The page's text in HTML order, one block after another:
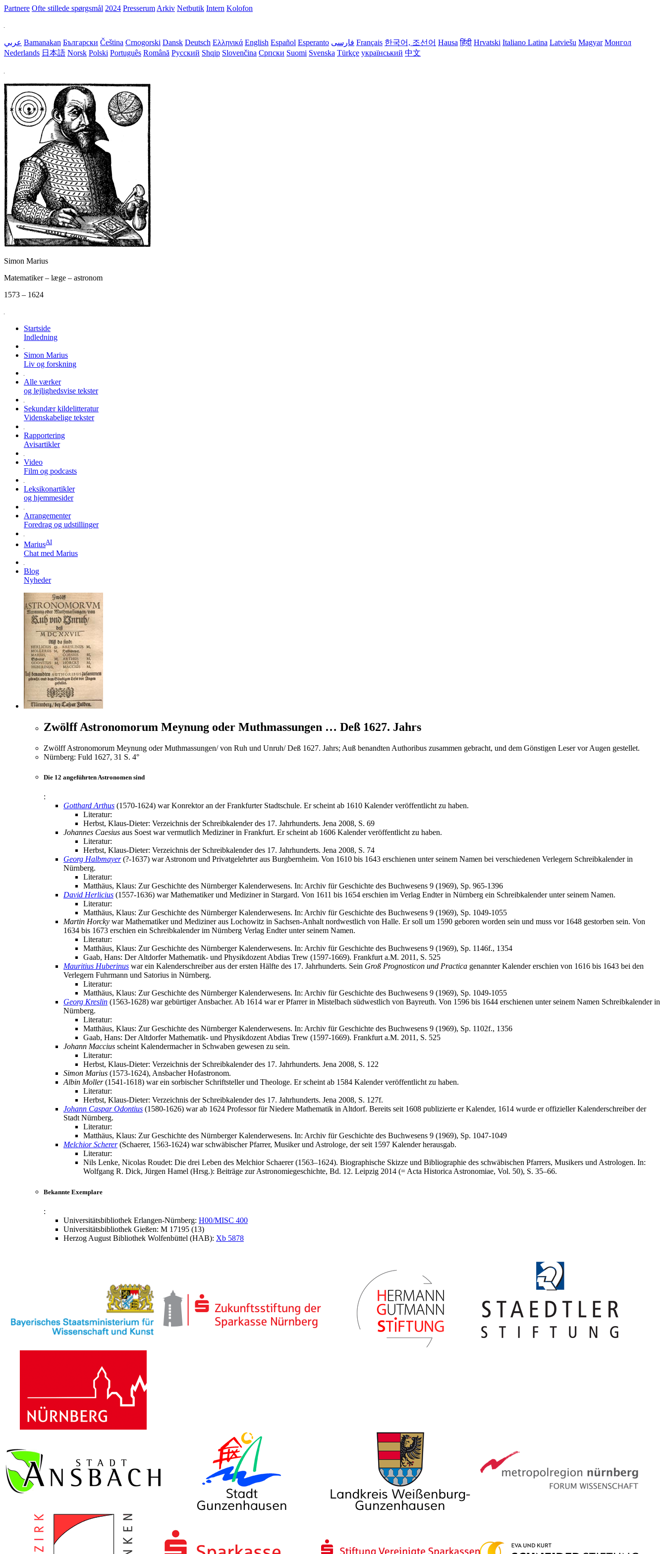
Partnere Ofte stillede spørgsmål 2024 Presserum Arkiv Netbutik Intern Kolofon
عربي Bamanakan Български Čeština Crnogorski Dansk Deutsch Ελληνικά English Español Esperanto فارسی Français 한국어, 조선어 Hausa हिंदी Hrvatski Italiano Latina Latviešu Magyar Монгол
Nederlands 日本語 Norsk Polski Português Română Русский Shqip Slovenčina Српски Suomi Svenska Türkçe український 中文
Simon Marius
Matematiker – læge – astronom
1573 – 1624
Startside
Indledning
Simon Marius
Liv og forskning
Alle værker
og lejlighedsvise tekster
Sekundær kildelitteratur
Videnskabelige tekster
Rapportering
Avisartikler
Video
Film og podcasts
Leksikonartikler
og hjemmesider
Arrangementer
Foredrag og udstillinger
MariusAI
Chat med Marius
Blog
Nyheder
Zwölff Astronomorum Meynung oder Muthmassungen … Deß 1627. Jahrs
Zwölff Astronomorum Meynung oder Muthmassungen/ von Ruh und Unruh/ Deß 1627. Jahrs; Auß benandten Authoribus zusammen gebracht, und dem Gönstigen Leser vor Augen gestellet.
Nürnberg: Fuld 1627, 31 S. 4°
Die 12 angeführten Astronomen sind
:
Gotthard Arthus (1570-1624) war Konrektor an der Frankfurter Stadtschule. Er scheint ab 1610 Kalender veröffentlicht zu haben.
Literatur:
Herbst, Klaus-Dieter: Verzeichnis der Schreibkalender des 17. Jahrhunderts. Jena 2008, S. 69
Johannes Caesius aus Soest war vermutlich Mediziner in Frankfurt. Er scheint ab 1606 Kalender veröffentlicht zu haben.
Literatur:
Herbst, Klaus-Dieter: Verzeichnis der Schreibkalender des 17. Jahrhunderts. Jena 2008, S. 74
Georg Halbmayer(?-1637) war Astronom und Privatgelehrter aus Burgbernheim. Von 1610 bis 1643 erschienen unter seinem Namen bei verschiedenen Verlegern Schreibkalender in
Nürnberg.
Literatur:
Matthäus, Klaus: Zur Geschichte des Nürnberger Kalenderwesens. In: Archiv für Geschichte des Buchwesens 9 (1969), Sp. 965-1396
David Herlicius (1557-1636) war Mathematiker und Mediziner in Stargard. Von 1611 bis 1654 erschien im Verlag Endter in Nürnberg ein Schreibkalender unter seinem Namen.
Literatur:
Matthäus, Klaus: Zur Geschichte des Nürnberger Kalenderwesens. In: Archiv für Geschichte des Buchwesens 9 (1969), Sp. 1049-1055
Martin Horcky war Mathematiker und Mediziner aus Lochowitz in Sachsen-Anhalt nordwestlich von Halle. Er soll um 1590 geboren worden sein und muss vor 1648 gestorben sein. Von
1634 bis 1673 erschien ein Schreibkalender im Nürnberg Verlag Endter unter seinem Namen.
Literatur:
Matthäus, Klaus: Zur Geschichte des Nürnberger Kalenderwesens. In: Archiv für Geschichte des Buchwesens 9 (1969), Sp. 1146f., 1354
Gaab, Hans: Der Altdorfer Mathematik- und Physikdozent Abdias Trew (1597-1669). Frankfurt a.M. 2011, S. 525
Mauritius Huberinus war ein Kalenderschreiber aus der ersten Hälfte des 17. Jahrhunderts. Sein Groß Prognosticon und Practica genannter Kalender erschien von 1616 bis 1643 bei den
Verlegern Fuhrmann und Satorius in Nürnberg.
Literatur:
Matthäus, Klaus: Zur Geschichte des Nürnberger Kalenderwesens. In: Archiv für Geschichte des Buchwesens 9 (1969), Sp. 1049-1055
Georg Kreslin (1563-1628) war gebürtiger Ansbacher. Ab 1614 war er Pfarrer in Mistelbach südwestlich von Bayreuth. Von 1596 bis 1644 erschienen unter seinem Namen Schreibkalender in
Nürnberg.
Literatur:
Matthäus, Klaus: Zur Geschichte des Nürnberger Kalenderwesens. In: Archiv für Geschichte des Buchwesens 9 (1969), Sp. 1102f., 1356
Gaab, Hans: Der Altdorfer Mathematik- und Physikdozent Abdias Trew (1597-1669). Frankfurt a.M. 2011, S. 525
Johann Maccius scheint Kalendermacher in Schwaben gewesen zu sein.
Literatur:
Herbst, Klaus-Dieter: Verzeichnis der Schreibkalender des 17. Jahrhunderts. Jena 2008, S. 122
Simon Marius (1573-1624), Ansbacher Hofastronom.
Albin Moller(1541-1618) war ein sorbischer Schriftsteller und Theologe. Er scheint ab 1584 Kalender veröffentlicht zu haben.
Literatur:
Herbst, Klaus-Dieter: Verzeichnis der Schreibkalender des 17. Jahrhunderts. Jena 2008, S. 127f.
Johann Caspar Odontius (1580-1626) war ab 1624 Professor für Niedere Mathematik in Altdorf. Bereits seit 1608 publizierte er Kalender, 1614 wurde er offizieller Kalenderschreiber der
Stadt Nürnberg.
Literatur:
Matthäus, Klaus: Zur Geschichte des Nürnberger Kalenderwesens. In: Archiv für Geschichte des Buchwesens 9 (1969), Sp. 1047-1049
Melchior Scherer(Schaerer, 1563-1624) war schwäbischer Pfarrer, Musiker und Astrologe, der seit 1597 Kalender herausgab.
Literatur:
Nils Lenke, Nicolas Roudet: Die drei Leben des Melchior Schaerer (1563–1624). Biographische Skizze und Bibliographie des schwäbischen Pfarrers, Musikers und Astrologen. In:
Wolfgang R. Dick, Jürgen Hamel (Hrsg.): Beiträge zur Astronomiegeschichte, Bd. 12. Leipzig 2014 (= Acta Historica Astronomiae, Vol. 50), S. 35–66.
Bekannte Exemplare
:
Universitätsbibliothek Erlangen-Nürnberg: H00/MISC 400
Universitätsbibliothek Gießen: M 17195 (13)
Herzog August Bibliothek Wolfenbüttel (HAB): Xb 5878